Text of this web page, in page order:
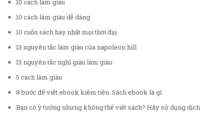
10 cách làm giàu
10 cách làm giàu dễ dàng
10 cuốn sách hay nhất mọi thời đại
13 nguyên tắc làm giàu của napoleon hill
13 nguyên tắc nghĩ giàu làm giàu
5 cách làm giàu
8 bước để viết ebook kiếm tiền. Sách ebook là gì
Bạn có ý tưởng nhưng không thể viết sách? Hãy sử dụng dịch